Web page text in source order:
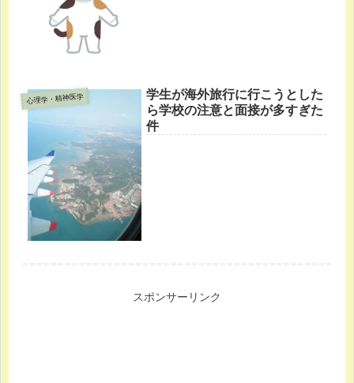
心理学・精神医学
学生が海外旅行に行こうとした
ら学校の注意と面接が多すぎた
件
スポンサーリンク